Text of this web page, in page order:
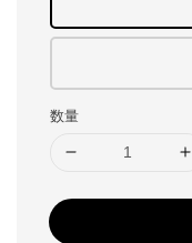
数量